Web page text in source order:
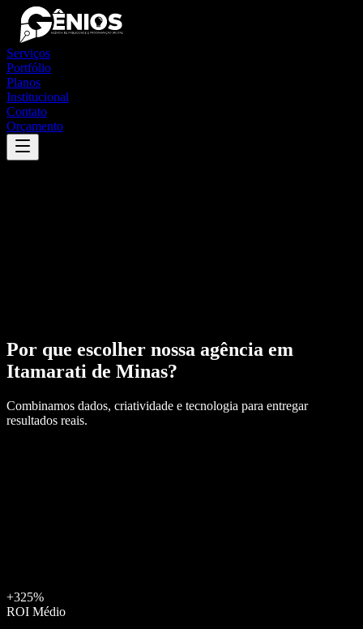
Serviços
Portfólio
Planos
Institucional
Contato
Orçamento
Por que escolher nossa agência em
Itamarati de Minas?
Combinamos dados, criatividade e tecnologia para entregar
resultados reais.
+325%
ROI Médio